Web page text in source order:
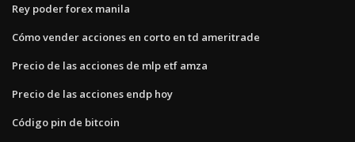
Rey poder forex manila
Cómo vender acciones en corto en td ameritrade
Precio de las acciones de mlp etf amza
Precio de las acciones endp hoy
Código pin de bitcoin